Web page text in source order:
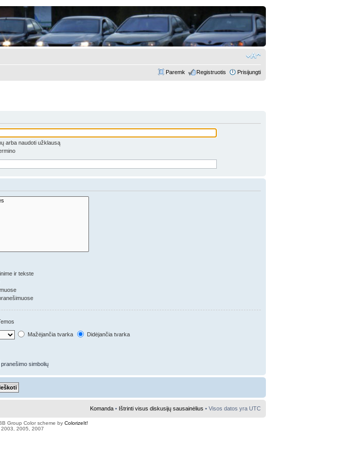
Paremk Registruotis Prisijungti
arba naudoti užklausą
ir tekste
Mažėjančia tvarka Didėjančia tvarka
pranešimo simbolių
Komanda• Ištrinti visus diskusijų sausainėlius • Visos datos yra UTC
Group Color scheme by ColorizeIt!
2005, 2007